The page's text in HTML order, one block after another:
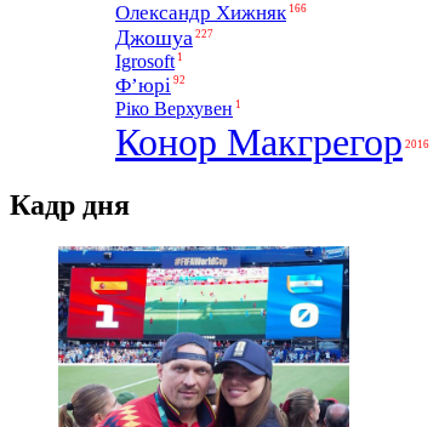
Олександр Хижняк 166
Джошуа 227
Igrosoft 1
Ф’юрі 92
Ріко Верхувен 1
Конор Макгрегор 2016
Кадр дня